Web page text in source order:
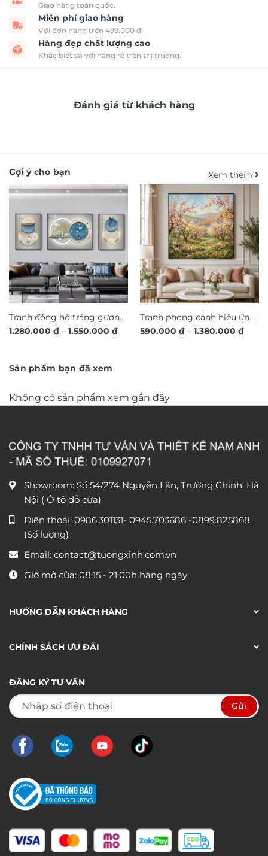
Giao hàng toàn quốc.
Miễn phí giao hàng
Với đơn hàng trên 499.000 đ.
Hàng đẹp chất lượng cao
Khác biệt so với hàng rẻ trên thị trường.
Đánh giá từ khách hàng
Gợi ý cho bạn Xem thêm
Tranh đồng hồ tráng gương
hươu 3D hiện đại TG4543
1.280.000 ₫ – 1.550.000 ₫Khoảng
Tranh phong cảnh hiệu ứng
dát vàng hoa nghệ thuật in
590.000 ₫ – 1.380.000 ₫
Sản phẩm bạn đã xem
Không có sản phẩm xem gần đây
Showroom: Số 54/274 Nguyễn Lân, Trường Chinh, Hà
Nội ( Ô tô đỗ cửa)
Điện thoại: 0986.301131- 0945.703686 -0899.825868
(Số lượng)
Email: contact@tuongxinh.com.vn
Giờ mở cửa: 08:15 - 21:00h hàng ngày
HƯỚNG DẪN KHÁCH HÀNG
CHÍNH SÁCH ƯU ĐÃI
ĐĂNG KÝ TƯ VẤN